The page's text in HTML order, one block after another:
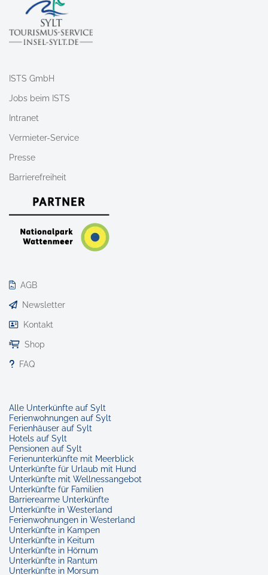
ISTS GmbH
Jobs beim ISTS
Intranet
Vermieter-Service
Presse
Barrierefreiheit
AGB
Newsletter
Kontakt
Shop
FAQ
Alle Unterkünfte auf Sylt
Ferienwohnungen auf Sylt
Ferienhäuser auf Sylt
Hotels auf Sylt
Pensionen auf Sylt
Ferienunterkünfte mit Meerblick
Unterkünfte für Urlaub mit Hund
Unterkünfte mit Wellnessangebot
Unterkünfte für Familien
Barrierearme Unterkünfte
Unterkünfte in Westerland
Ferienwohnungen in Westerland
Unterkünfte in Kampen
Unterkünfte in Keitum
Unterkünfte in Hörnum
Unterkünfte in Rantum
Unterkünfte in Morsum